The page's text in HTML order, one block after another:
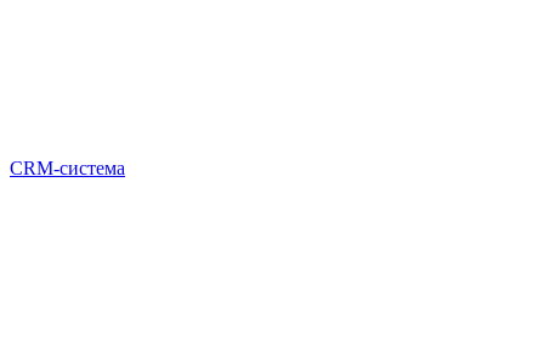
CRM-система